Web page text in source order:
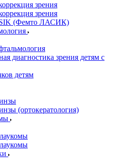
зрения
зрения
(Фемто ЛАСИК)
диагностика зрения детям c
детям
(ортокератология)